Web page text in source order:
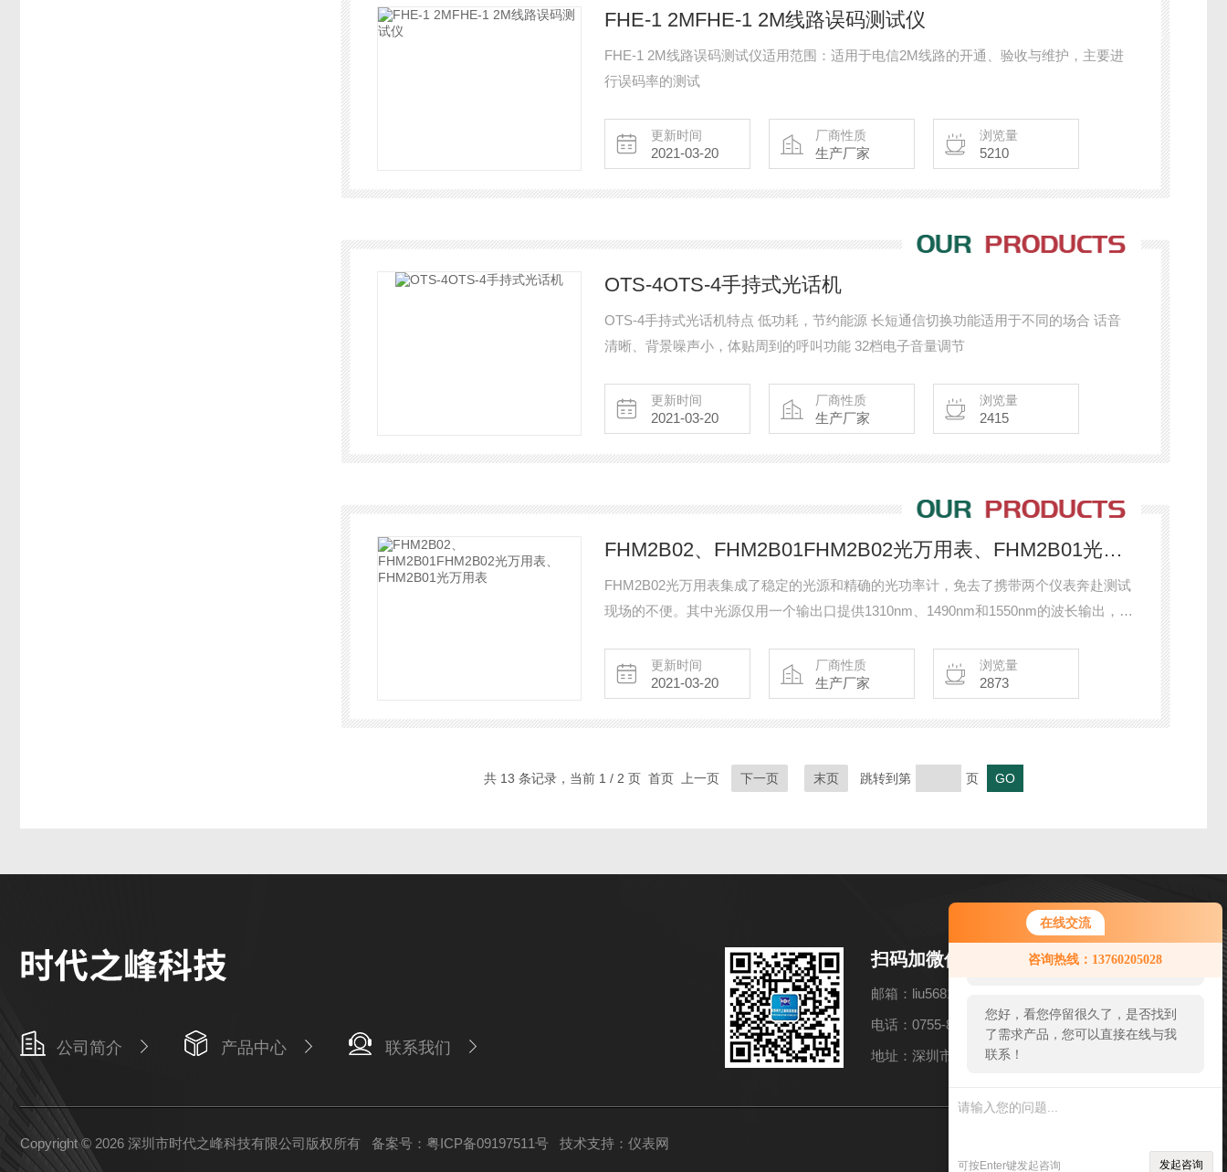
在线交流
咨询热线：13760205028
您好！欢迎前来咨询，很高兴为您
服务，请问您要咨询什么问题呢？
您好，看您停留很久了，是否找到
了需求产品，您可以直接在线与我
联系！
可按Enter键发起咨询 发起咨询
FHE-1 2MFHE-1 2M线路误码测试仪
FHE-1 2M线路误码测试仪适用范围：适用于电信2M线路的开通、验收与维护，主要进
行误码率的测试
更新时间
2021-03-20
厂商性质
生产厂家
浏览量
5210
OTS-4OTS-4手持式光话机
OTS-4手持式光话机特点 低功耗，节约能源 长短通信切换功能适用于不同的场合 话音
清晰、背景噪声小，体贴周到的呼叫功能 32档电子音量调节
更新时间
2021-03-20
厂商性质
生产厂家
浏览量
2415
FHM2B02、FHM2B01FHM2B02光万用表、FHM2B01光万用表
FHM2B02光万用表集成了稳定的光源和精确的光功率计，免去了携带两个仪表奔赴测试
现场的不便。其中光源仅用一个输出口提供1310nm、1490nm和1550nm的波长输出，光
告管理与生成，都将给您的工作带来*的高效性。
更新时间
2021-03-20
厂商性质
生产厂家
浏览量
2873
共 13 条记录，当前 1 / 2 页 首页 上一页 下一页 末页 跳转到第 页
公司简介 产品中心 联系我们
扫码加微信
邮箱：liu56817@126.com
电话：0755-83982139
地址：深圳市福田区深南中路3037号 南光捷佳大厦2601
Copyright © 2026 深圳市时代之峰科技有限公司版权所有 备案号：粤ICP备09197511号 技术支持： 仪表网